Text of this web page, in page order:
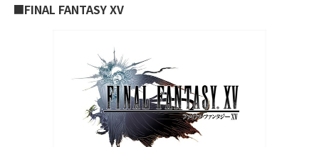
■FINAL FANTASY XV